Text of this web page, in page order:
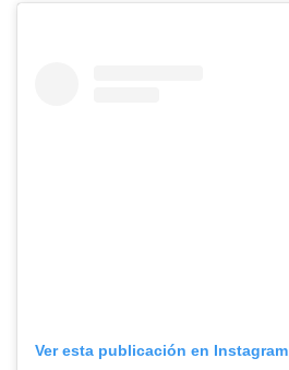
Ver esta publicación en Instagram